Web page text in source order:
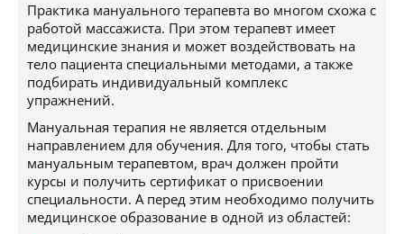
Практика мануального терапевта во многом схожа с
работой массажиста. При этом терапевт имеет
медицинские знания и может воздействовать на
тело пациента специальными методами, а также
подбирать индивидуальный комплекс
упражнений.
Мануальная терапия не является отдельным
направлением для обучения. Для того, чтобы стать
мануальным терапевтом, врач должен пройти
курсы и получить сертификат о присвоении
специальности. А перед этим необходимо получить
медицинское образование в одной из областей: